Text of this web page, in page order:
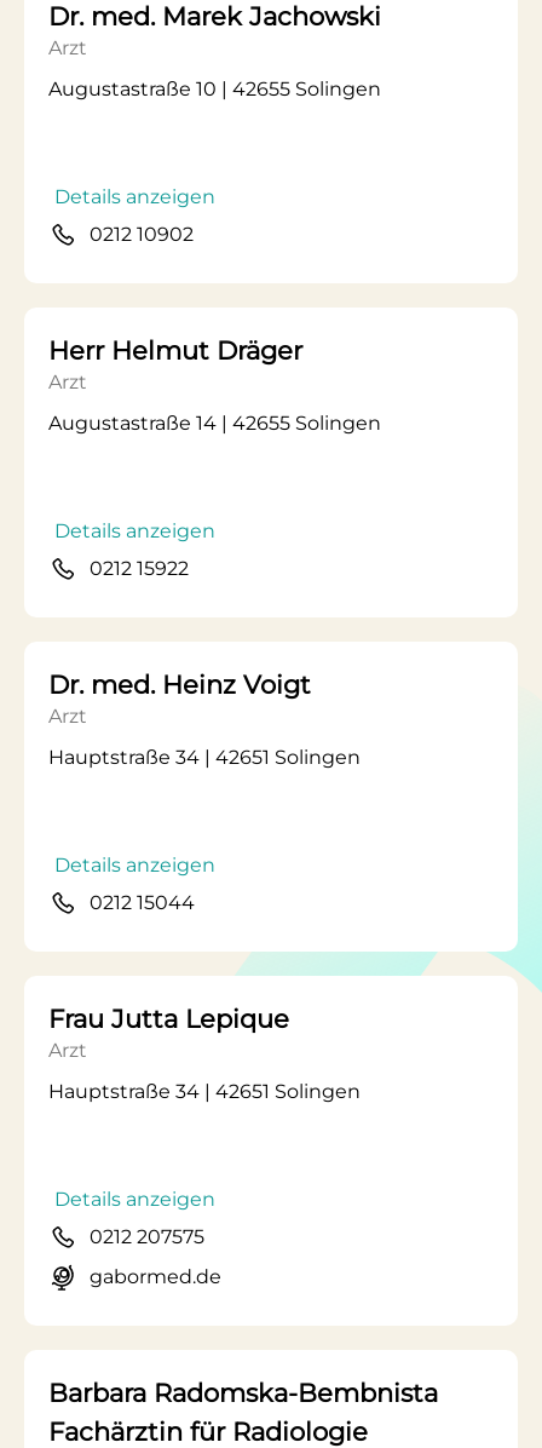
Dr. med. Marek Jachowski
Arzt
Augustastraße 10 | 42655 Solingen
Details anzeigen
0212 10902
Herr Helmut Dräger
Arzt
Augustastraße 14 | 42655 Solingen
Details anzeigen
0212 15922
Dr. med. Heinz Voigt
Arzt
Hauptstraße 34 | 42651 Solingen
Details anzeigen
0212 15044
Frau Jutta Lepique
Arzt
Hauptstraße 34 | 42651 Solingen
Details anzeigen
0212 207575
gabormed.de
Barbara Radomska-Bembnista
Fachärztin für Radiologie